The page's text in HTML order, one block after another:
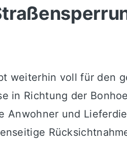
weiterhin voll für den
in Richtung der
Anwohner und